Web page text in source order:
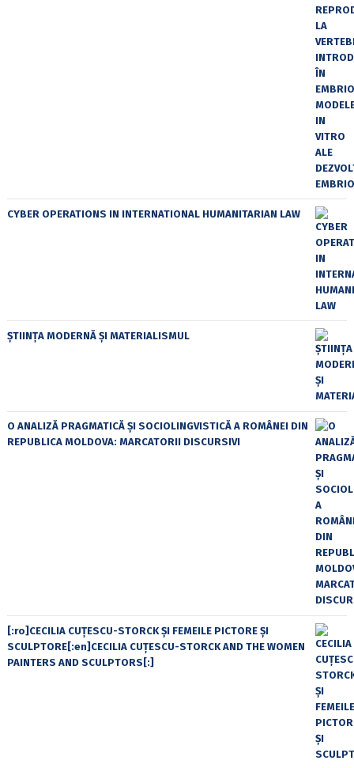
CYBER OPERATIONS IN INTERNATIONAL HUMANITARIAN LAW
ȘTIINȚA MODERNĂ ȘI MATERIALISMUL
O ANALIZĂ PRAGMATICĂ ȘI SOCIOLINGVISTICĂ A ROMÂNEI DIN
REPUBLICA MOLDOVA: MARCATORII DISCURSIVI
[:ro]CECILIA CUŢESCU-STORCK ŞI FEMEILE PICTORE ŞI
SCULPTORE[:en]CECILIA CUŢESCU-STORCK AND THE WOMEN
PAINTERS AND SCULPTORS[:]